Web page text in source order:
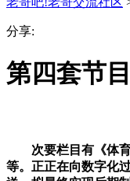
分享:
第四套节
次要栏目有《体育
等。正正在向数字化